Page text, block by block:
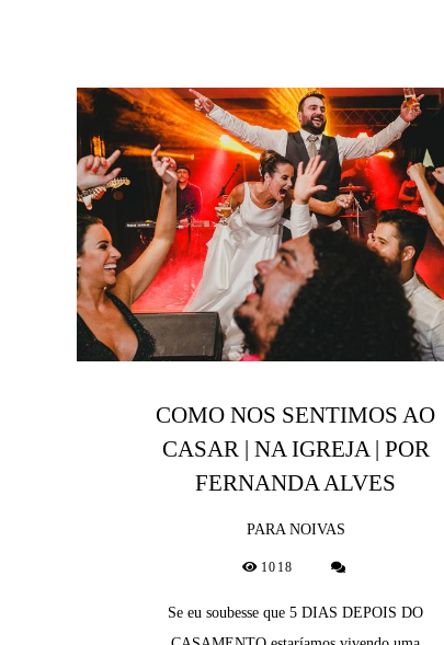
COMO NOS SENTIMOS AO
CASAR | NA IGREJA | POR
FERNANDA ALVES
PARA NOIVAS
1018
Se eu soubesse que 5 DIAS DEPOIS DO